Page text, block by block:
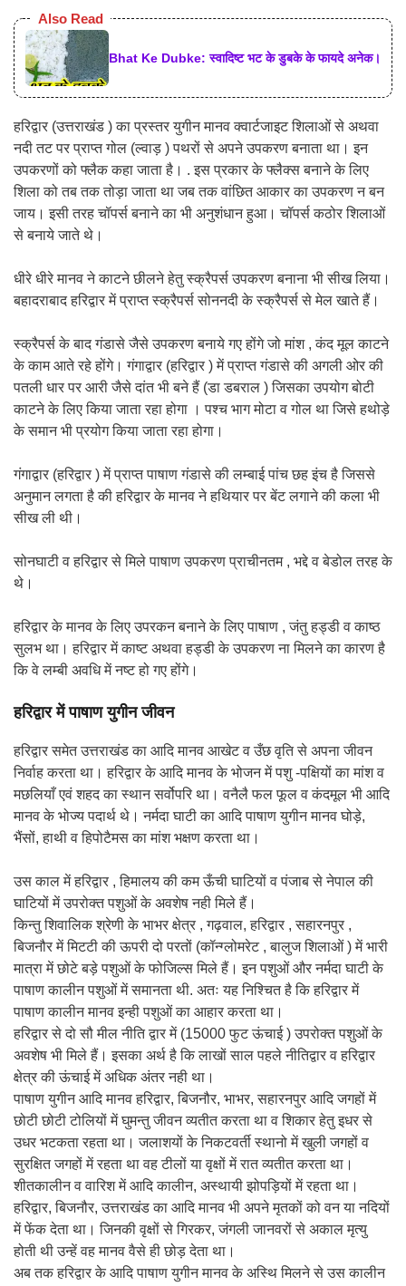
Also Read
Bhat Ke Dubke: स्वादिष्ट भट के डुबके के फायदे अनेक।
हरिद्वार (उत्तराखंड ) का प्रस्तर युगीन मानव क्वार्टजाइट शिलाओं से अथवा
नदी तट पर प्राप्त गोल (ल्वाड़ ) पथरों से अपने उपकरण बनाता था। इन
उपकरणों को फ्लैक कहा जाता है। . इस प्रकार के फ्लैक्स बनाने के लिए
शिला को तब तक तोड़ा जाता था जब तक वांछित आकार का उपकरण न बन
जाय। इसी तरह चॉपर्स बनाने का भी अनुशंधान हुआ। चॉपर्स कठोर शिलाओं
से बनाये जाते थे।
धीरे धीरे मानव ने काटने छीलने हेतु स्क्रैपर्स उपकरण बनाना भी सीख लिया।
बहादराबाद हरिद्वार में प्राप्त स्क्रैपर्स सोननदी के स्क्रैपर्स से मेल खाते हैं।
स्क्रैपर्स के बाद गंडासे जैसे उपकरण बनाये गए होंगे जो मांश , कंद मूल काटने
के काम आते रहे होंगे। गंगाद्वार (हरिद्वार ) में प्राप्त गंडासे की अगली ओर की
पतली धार पर आरी जैसे दांत भी बने हैं (डा डबराल ) जिसका उपयोग बोटी
काटने के लिए किया जाता रहा होगा । पश्च भाग मोटा व गोल था जिसे हथोड़े
के समान भी प्रयोग किया जाता रहा होगा।
गंगाद्वार (हरिद्वार ) में प्राप्त पाषाण गंडासे की लम्बाई पांच छह इंच है जिससे
अनुमान लगता है की हरिद्वार के मानव ने हथियार पर बेंट लगाने की कला भी
सीख ली थी।
सोनघाटी व हरिद्वार से मिले पाषाण उपकरण प्राचीनतम , भद्दे व बेडोल तरह के
थे।
हरिद्वार के मानव के लिए उपरकन बनाने के लिए पाषाण , जंतु हड्डी व काष्ठ
सुलभ था। हरिद्वार में काष्ट अथवा हड्डी के उपकरण ना मिलने का कारण है
कि वे लम्बी अवधि में नष्ट हो गए होंगे।
हरिद्वार में पाषाण युगीन जीवन
हरिद्वार समेत उत्तराखंड का आदि मानव आखेट व उँछ वृति से अपना जीवन
निर्वाह करता था। हरिद्वार के आदि मानव के भोजन में पशु -पक्षियों का मांश व
मछलियाँ एवं शहद का स्थान सर्वोपरि था। वनैलै फल फूल व कंदमूल भी आदि
मानव के भोज्य पदार्थ थे। नर्मदा घाटी का आदि पाषाण युगीन मानव घोड़े,
भैंसों, हाथी व हिपोटैमस का मांश भक्षण करता था।
उस काल में हरिद्वार , हिमालय की कम ऊँची घाटियों व पंजाब से नेपाल की
घाटियों में उपरोक्त पशुओं के अवशेष नही मिले हैं।
किन्तु शिवालिक श्रेणी के भाभर क्षेत्र , गढ़वाल, हरिद्वार , सहारनपुर ,
बिजनौर में मिटटी की ऊपरी दो परतों (कॉन्ग्लोमरेट , बालुज शिलाओं ) में भारी
मात्रा में छोटे बड़े पशुओं के फोजिल्स मिले हैं। इन पशुओं और नर्मदा घाटी के
पाषाण कालीन पशुओं में समानता थी. अतः यह निश्चित है कि हरिद्वार में
पाषाण कालीन मानव इन्ही पशुओं का आहार करता था।
हरिद्वार से दो सौ मील नीति द्वार में (15000 फुट ऊंचाई ) उपरोक्त पशुओं के
अवशेष भी मिले हैं। इसका अर्थ है कि लाखों साल पहले नीतिद्वार व हरिद्वार
क्षेत्र की ऊंचाई में अधिक अंतर नही था।
पाषाण युगीन आदि मानव हरिद्वार, बिजनौर, भाभर, सहारनपुर आदि जगहों में
छोटी छोटी टोलियों में घुमन्तु जीवन व्यतीत करता था व शिकार हेतु इधर से
उधर भटकता रहता था। जलाशयों के निकटवर्ती स्थानो में खुली जगहों व
सुरक्षित जगहों में रहता था वह टीलों या वृक्षों में रात व्यतीत करता था।
शीतकालीन व वारिश में आदि कालीन, अस्थायी झोपड़ियों में रहता था।
हरिद्वार, बिजनौर, उत्तराखंड का आदि मानव भी अपने मृतकों को वन या नदियों
में फेंक देता था। जिनकी वृक्षों से गिरकर, जंगली जानवरों से अकाल मृत्यु
होती थी उन्हें वह मानव वैसे ही छोड़ देता था।
अब तक हरिद्वार के आदि पाषाण युगीन मानव के अस्थि मिलने से उस कालीन